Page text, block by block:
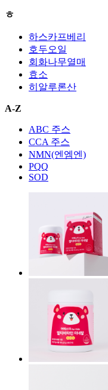
ㅎ
하스카프베리
호두오일
회화나무열매
효소
히알루론산
A-Z
ABC 주스
CCA 주스
NMN(엔엠엔)
PQQ
SOD